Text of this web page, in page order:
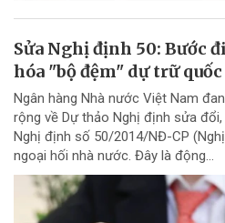
Sửa Nghị định 50: Bước
hóa "bộ đệm" dự trữ
Ngân hàng Nhà nước Việt Nam
rộng về Dự thảo Nghị định sửa
Nghị định số 50/2014/NĐ-CP
ngoại hối nhà nước. Đây là động...